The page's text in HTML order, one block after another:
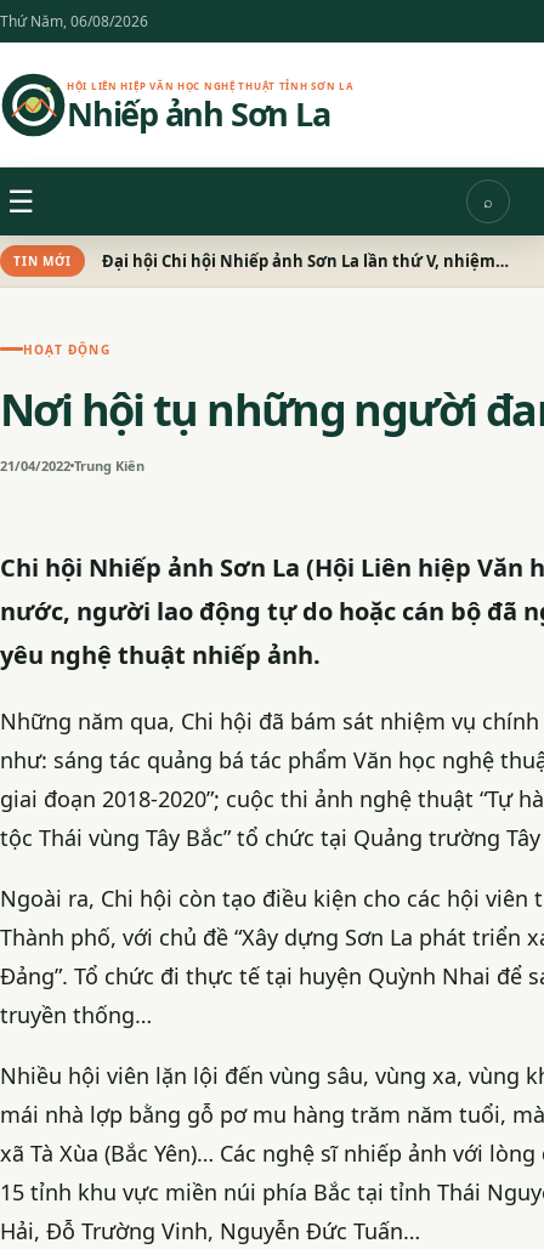
Chuyển
đến
nội
dung
Thứ Năm, 06/08/2026
HỘI LIÊN HIỆP VĂN HỌC NGHỆ THUẬT TỈNH SƠN LA
Nhiếp ảnh Sơn La
☰
Tìm
kiếm
⌕
TIN MỚI Đại hội Chi hội Nhiếp ảnh Sơn La lần thứ V, nhiệm kỳ 2026 – 2031 thành công tốt đẹp
HOẠT ĐỘNG
Nơi hội tụ những người
21/04/2022 Trung Kiên
Chi hội Nhiếp ảnh Sơn La (Hội Liên hiệp
nước, người lao động tự do hoặc cán bộ đã
yêu nghệ thuật nhiếp ảnh.
Những năm qua, Chi hội đã bám sát nhiệm vụ
như: sáng tác quảng bá tác phẩm Văn học nghệ
giai đoạn 2018-2020”; cuộc thi ảnh nghệ thuật “Tự
tộc Thái vùng Tây Bắc” tổ chức tại Quảng trường
Ngoài ra, Chi hội còn tạo điều kiện cho các hội
Thành phố, với chủ đề “Xây dựng Sơn La phát
Đảng”. Tổ chức đi thực tế tại huyện Quỳnh Nhai để
truyền thống…
Nhiều hội viên lặn lội đến vùng sâu, vùng xa, vùng
mái nhà lợp bằng gỗ pơ mu hàng trăm năm tuổi,
xã Tà Xùa (Bắc Yên)… Các nghệ sĩ nhiếp ảnh với
15 tỉnh khu vực miền núi phía Bắc tại tỉnh Thái
Hải, Đỗ Trường Vinh, Nguyễn Đức Tuấn…